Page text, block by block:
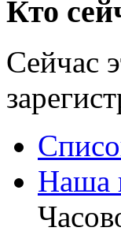
Кто
Сейчас
Наша